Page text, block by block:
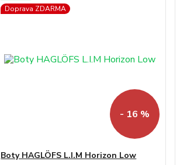
Doprava ZDARMA
- 16 %
Boty HAGLÖFS L.I.M Horizon Low